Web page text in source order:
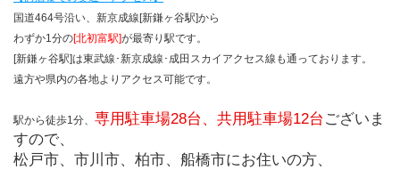
国道464号沿い、新京成線[新鎌ヶ谷駅]から
わずか1分の[北初富駅]が最寄り駅です。
[新鎌ヶ谷駅]は東武線･新京成線･成田スカイアクセス線も通っております。
遠方や県内の各地よりアクセス可能です。
駅から徒歩1分、 専用駐車場28台、共用駐車場12台 ございま
すので、
松戸市、市川市、柏市、船橋市にお住いの方、